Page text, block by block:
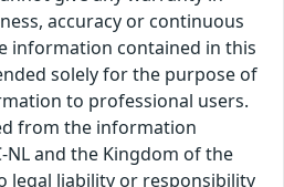
accuracy or continuous
information contained in this
solely for the purpose of
to professional users.
from the information
NL and the Kingdom of the
legal liability or responsibility